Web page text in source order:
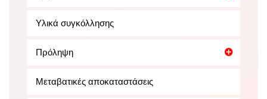
Υλικά συγκόλλησης
Πρόληψη
Μεταβατικές αποκαταστάσεις